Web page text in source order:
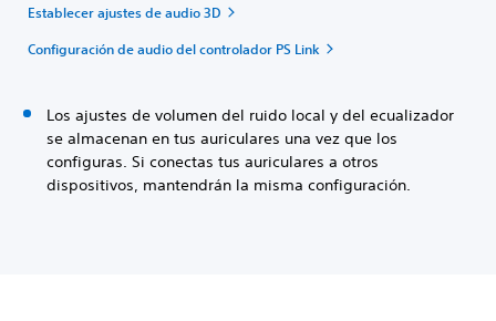
Establecer ajustes de audio 3D
Configuración de audio del controlador PS Link
Los ajustes de volumen del ruido local y del ecualizador
se almacenan en tus auriculares una vez que los
configuras. Si conectas tus auriculares a otros
dispositivos, mantendrán la misma configuración.